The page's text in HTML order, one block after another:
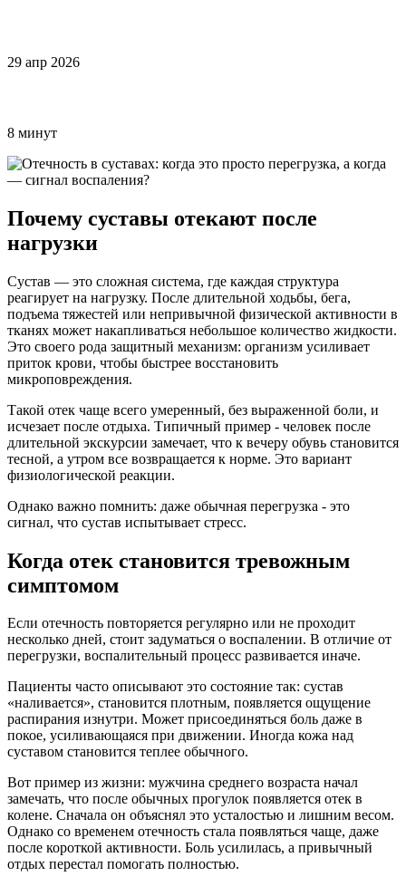
29 апр 2026
8 минут
Почему суставы отекают после
нагрузки
Сустав — это сложная система, где каждая структура
реагирует на нагрузку. После длительной ходьбы, бега,
подъема тяжестей или непривычной физической активности в
тканях может накапливаться небольшое количество жидкости.
Это своего рода защитный механизм: организм усиливает
приток крови, чтобы быстрее восстановить
микроповреждения.
Такой отек чаще всего умеренный, без выраженной боли, и
исчезает после отдыха. Типичный пример - человек после
длительной экскурсии замечает, что к вечеру обувь становится
тесной, а утром все возвращается к норме. Это вариант
физиологической реакции.
Однако важно помнить: даже обычная перегрузка - это
сигнал, что сустав испытывает стресс.
Когда отек становится тревожным
симптомом
Если отечность повторяется регулярно или не проходит
несколько дней, стоит задуматься о воспалении. В отличие от
перегрузки, воспалительный процесс развивается иначе.
Пациенты часто описывают это состояние так: сустав
«наливается», становится плотным, появляется ощущение
распирания изнутри. Может присоединяться боль даже в
покое, усиливающаяся при движении. Иногда кожа над
суставом становится теплее обычного.
Вот пример из жизни: мужчина среднего возраста начал
замечать, что после обычных прогулок появляется отек в
колене. Сначала он объяснял это усталостью и лишним весом.
Однако со временем отечность стала появляться чаще, даже
после короткой активности. Боль усилилась, а привычный
отдых перестал помогать полностью.